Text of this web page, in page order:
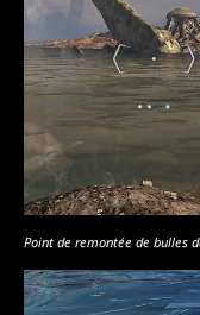
Point de remontée de bulles